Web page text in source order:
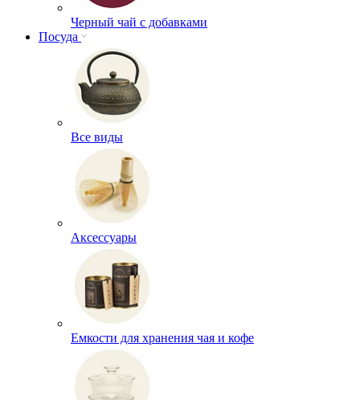
Черный чай с добавками
Посуда
Все виды
Аксессуары
Емкости для хранения чая и кофе